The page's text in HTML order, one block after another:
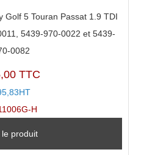
Golf 5 Touran Passat 1.9 TDI
5439-970-0022 et 5439-
0082
TTC
H
le produit